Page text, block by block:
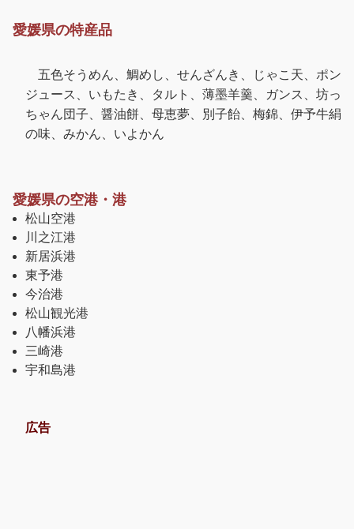
愛媛県の特産品
五色そうめん、鯛めし、せんざんき、じゃこ天、ポン
ジュース、いもたき、タルト、薄墨羊羹、ガンス、坊っ
ちゃん団子、醤油餅、母恵夢、別子飴、梅錦、伊予牛絹
の味、みかん、いよかん
愛媛県の空港・港
松山空港
川之江港
新居浜港
東予港
今治港
松山観光港
八幡浜港
三崎港
宇和島港
広告